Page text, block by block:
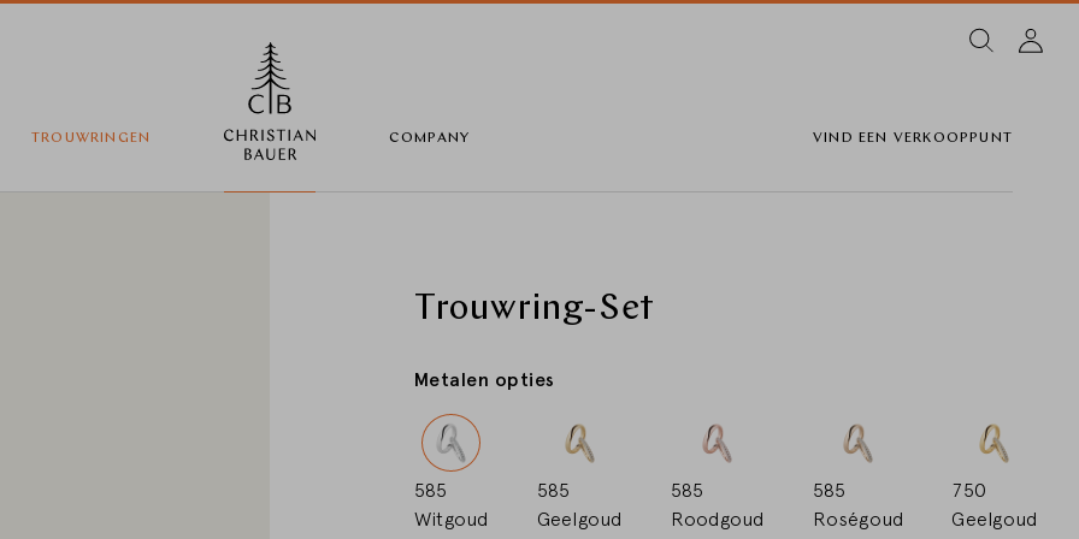
TROUWRINGEN COMPANY VIND EEN VERKOOPPUNT
Trouwring-Set
Metalen opties
585
Witgoud
585
Geelgoud
585
Roodgoud
585
Roségoud
750
Geelgoud